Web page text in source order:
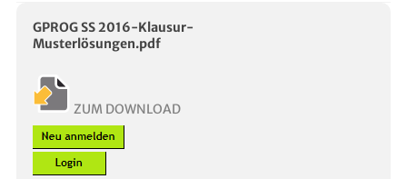
GPROG SS 2016-Klausur-
Musterlösungen.pdf
ZUM DOWNLOAD